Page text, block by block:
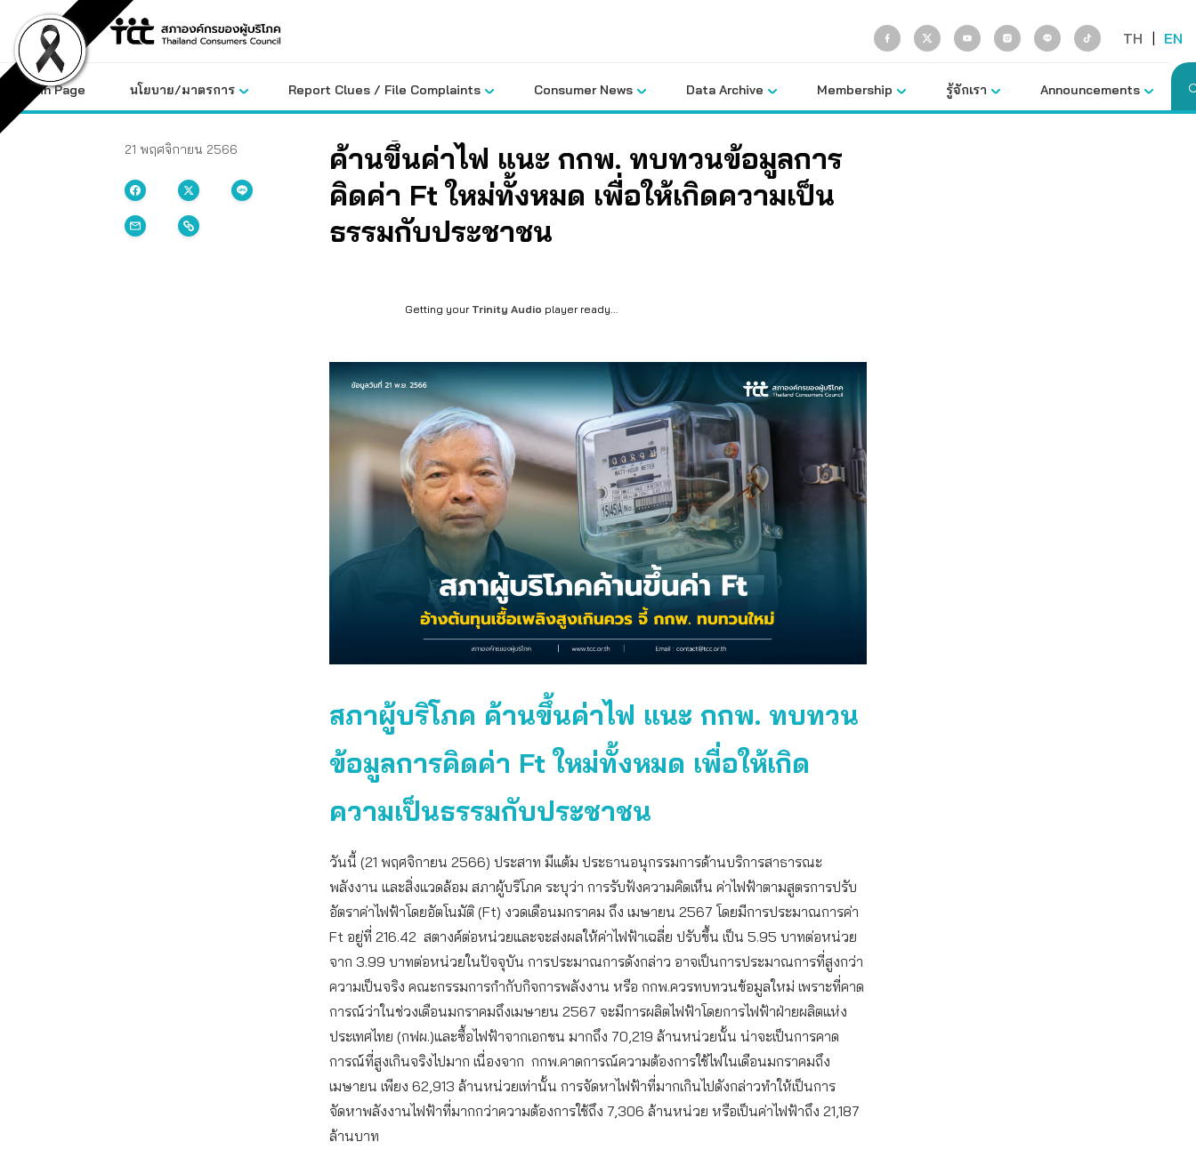
content
TH | EN
Main Page นโยบาย/มาตรการ Report Clues / File Complaints Consumer News Data Archive Membership รู้จักเรา Announcements
21 พฤศจิกายน 2566
ค้านขึ้นค่าไฟ แนะ กกพ. ทบทวนข้อมูลการ
คิดค่า Ft ใหม่ทั้งหมด เพื่อให้เกิดความเป็น
ธรรมกับประชาชน
Getting your Trinity Audio player ready...
สภาผู้บริโภค ค้านขึ้นค่าไฟ แนะ กกพ. ทบทวน
ข้อมูลการคิดค่า Ft ใหม่ทั้งหมด เพื่อให้เกิด
ความเป็นธรรมกับประชาชน
วันนี้ (21 พฤศจิกายน 2566) ประสาท มีแต้ม ประธานอนุกรรมการด้านบริการสาธารณะ
พลังงาน และสิ่งแวดล้อม สภาผู้บริโภค ระบุว่า การรับฟังความคิดเห็น ค่าไฟฟ้าตามสูตรการปรับ
อัตราค่าไฟฟ้าโดยอัตโนมัติ (Ft) งวดเดือนมกราคม ถึง เมษายน 2567 โดยมีการประมาณการค่า
Ft อยู่ที่ 216.42 สตางค์ต่อหน่วยและจะส่งผลให้ค่าไฟฟ้าเฉลี่ย ปรับขึ้น เป็น 5.95 บาทต่อหน่วย
จาก 3.99 บาทต่อหน่วยในปัจจุบัน การประมาณการดังกล่าว อาจเป็นการประมาณการที่สูงกว่า
ความเป็นจริง คณะกรรมการกำกับกิจการพลังงาน หรือ กกพ.ควรทบทวนข้อมูลใหม่ เพราะที่คาด
การณ์ว่าในช่วงเดือนมกราคมถึงเมษายน 2567 จะมีการผลิตไฟฟ้าโดยการไฟฟ้าฝ่ายผลิตแห่ง
ประเทศไทย (กฟผ.)และซื้อไฟฟ้าจากเอกชน มากถึง 70,219 ล้านหน่วยนั้น น่าจะเป็นการคาด
การณ์ที่สูงเกินจริงไปมาก เนื่องจาก กกพ.คาดการณ์ความต้องการใช้ไฟในเดือนมกราคมถึง
เมษายน เพียง 62,913 ล้านหน่วยเท่านั้น การจัดหาไฟฟ้าที่มากเกินไปดังกล่าวทำให้เป็นการ
จัดหาพลังงานไฟฟ้าที่มากกว่าความต้องการใช้ถึง 7,306 ล้านหน่วย หรือเป็นค่าไฟฟ้าถึง 21,187
ล้านบาท